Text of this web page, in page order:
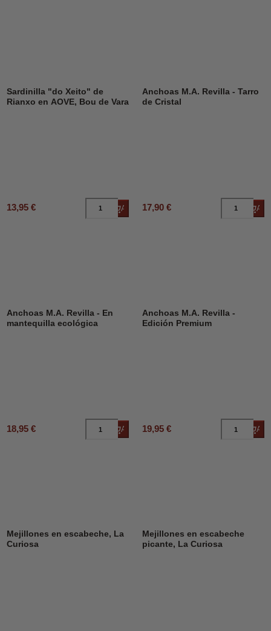
Sardinilla "do Xeito" de
Rianxo en AOVE, Bou de Vara
13,95 € Añadir al carrito
Anchoas M.A. Revilla - Tarro
de Cristal
17,90 €
Anchoas M.A. Revilla - En
mantequilla ecológica
18,95 € Añadir al carrito
Anchoas M.A. Revilla -
Edición Premium
19,95 €
Mejillones en escabeche, La
Curiosa
Mejillones en escabeche
picante, La Curiosa